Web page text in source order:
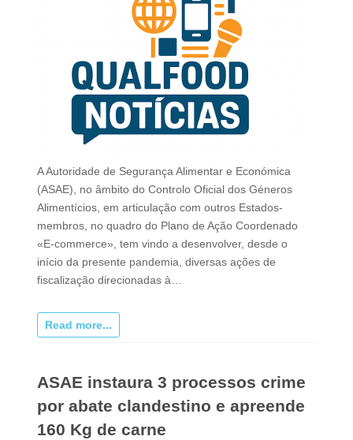
A Autoridade de Segurança Alimentar e Económica
(ASAE), no âmbito do Controlo Oficial dos Géneros
Alimentícios, em articulação com outros Estados-
membros, no quadro do Plano de Ação Coordenado
«E-commerce», tem vindo a desenvolver, desde o
início da presente pandemia, diversas ações de
fiscalização direcionadas à…
Read more...
ASAE instaura 3 processos crime
por abate clandestino e apreende
160 Kg de carne